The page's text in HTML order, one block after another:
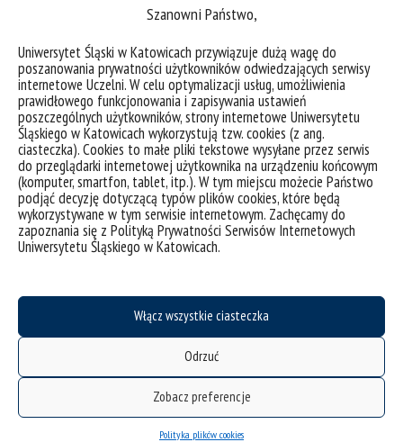
Szanowni Państwo,
Uniwersytet Śląski w Katowicach przywiązuje dużą wagę do
poszanowania prywatności użytkowników odwiedzających serwisy
internetowe Uczelni. W celu optymalizacji usług, umożliwienia
prawidłowego funkcjonowania i zapisywania ustawień
poszczególnych użytkowników, strony internetowe Uniwersytetu
Śląskiego w Katowicach wykorzystują tzw. cookies (z ang.
ciasteczka). Cookies to małe pliki tekstowe wysyłane przez serwis
do przeglądarki internetowej użytkownika na urządzeniu końcowym
(komputer, smartfon, tablet, itp.). W tym miejscu możecie Państwo
podjąć decyzję dotyczącą typów plików cookies, które będą
wykorzystywane w tym serwisie internetowym. Zachęcamy do
zapoznania się z Polityką Prywatności Serwisów Internetowych
Uniwersytetu Śląskiego w Katowicach.
Włącz wszystkie ciasteczka
Odrzuć
Zobacz preferencje
Polityka plików cookies
Chętni mogą samodzielnie zgłaszać się do Programu
poprzez formularz aplikacyjny w wersji online.
Stworzono specjalne, spersonalizowane ankiety
uwzględniające specyfikę każdego Wydziału i jednostki.
Po wyłonieniu laureatów przez Wydziały i jednostki,
odbędzie się Gala wręczenia wyróżnień, podczas której
absolwenci otrzymają listy gratulacyjne oraz upominki.
W trakcie gali odbędzie się również quiz wiedzy o
studiów I oraz II stopnia. Dla zwycięzcy przewidziana
została Nagroda Specjalna.
Chętnych do udziału zapraszamy do wypełnienia
ankiety online, dostępnej na:
https://forms.office.com/r/UHeHv0hegPw j.